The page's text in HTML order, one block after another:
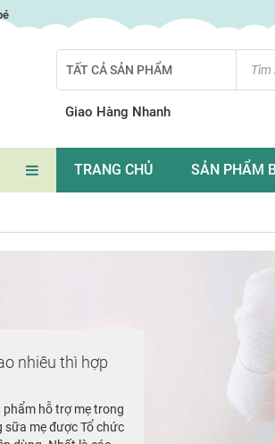
Search
TẤT CẢ SẢN PHẨM
Giao Hàng Nhanh
TRANG CHỦ SẢN PHẨM
nhiêu thì hợp
hỗ trợ mẹ trong
sữa mẹ được Tổ chức